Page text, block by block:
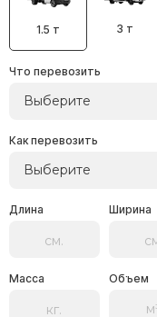
1.5 т 3 т
Что перевозить
Выберите
Как перевозить
Выберите
Длина Ширина
Масса Объем